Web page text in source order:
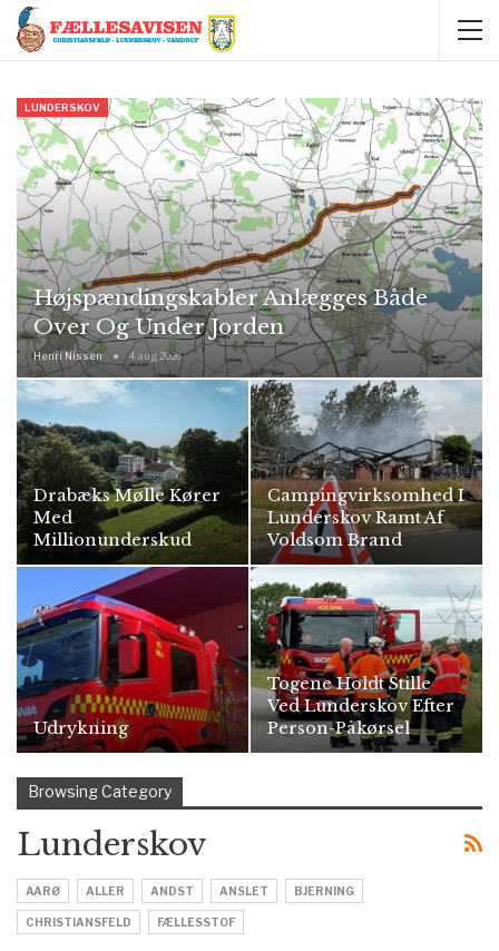
LUNDERSKOV
Højspændingskabler Anlægges Både
Over Og Under Jorden
Henri Nissen 4. aug 2026
Drabæks Mølle Kører
Med
Millionunderskud
Campingvirksomhed I
Lunderskov Ramt Af
Voldsom Brand
Udrykning
Togene Holdt Stille
Ved Lunderskov Efter
Person-Påkørsel
Browsing Category
Lunderskov
AARØ ALLER ANDST ANSLET BJERNING
CHRISTIANSFELD FÆLLESSTOF